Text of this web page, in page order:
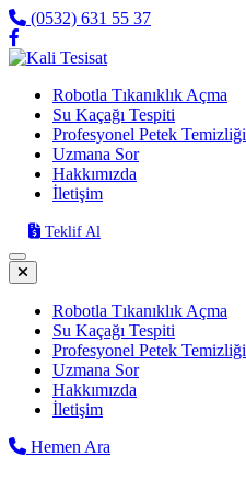
(0532) 631 55 37
Robotla Tıkanıklık Açma
Su Kaçağı Tespiti
Profesyonel Petek Temizliği
Uzmana Sor
Hakkımızda
İletişim
Teklif Al
Robotla Tıkanıklık Açma
Su Kaçağı Tespiti
Profesyonel Petek Temizliği
Uzmana Sor
Hakkımızda
İletişim
Hemen Ara